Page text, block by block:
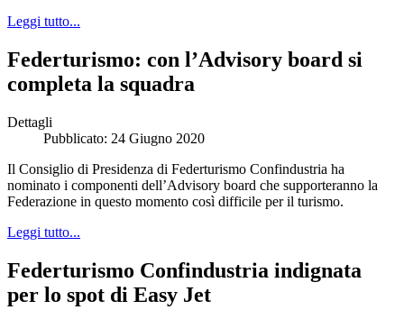
Leggi tutto...
Federturismo: con l’Advisory board si
completa la squadra
Dettagli
Pubblicato: 24 Giugno 2020
Il Consiglio di Presidenza di Federturismo Confindustria ha
nominato i componenti dell’Advisory board che supporteranno la
Federazione in questo momento così difficile per il turismo.
Leggi tutto...
Federturismo Confindustria indignata
per lo spot di Easy Jet